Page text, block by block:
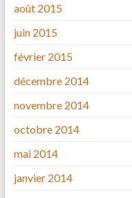
août 2015
juin 2015
février 2015
décembre 2014
novembre 2014
octobre 2014
mai 2014
janvier 2014